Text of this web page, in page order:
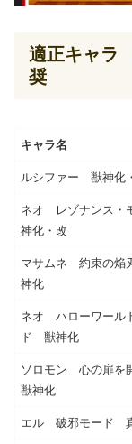
適正キャラ
奨
キャラ名
ルシファー 獣神化
ネオ レゾナンス・
神化・改
マサムネ 約束の焔
神化
ネオ ハローワール
ド 獣神化
ソロモン 心の扉を
獣神化
エル 破邪モード